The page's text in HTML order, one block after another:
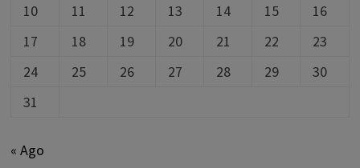
10
11 12 13 14 15
16
17
18 19 20 21 22
23
24
25 26 27 28 29
30
31
« Ago